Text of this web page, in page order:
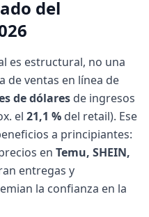
del
es estructural, no una
de ventas en línea de
de dólares de ingresos
el 21,1 % del retail). Ese
a principiantes:
en Temu, SHEIN,
entregas y
la confianza en la